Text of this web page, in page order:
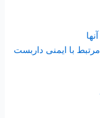
با ایمنی داربست